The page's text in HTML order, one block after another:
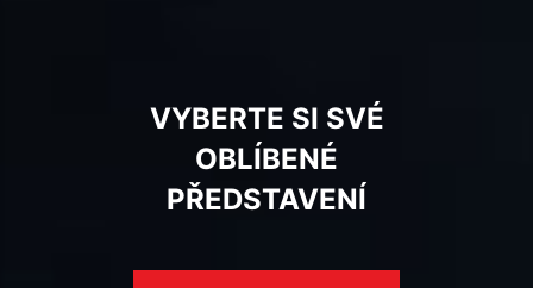
VYBERTE SI SVÉ
OBLÍBENÉ
PŘEDSTAVENÍ